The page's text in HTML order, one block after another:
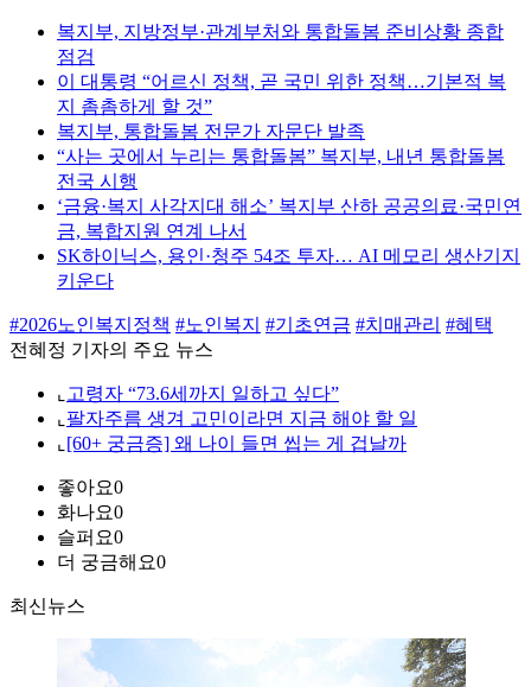
복지부, 지방정부·관계부처와 통합돌봄 준비상황 종합
점검
이 대통령 “어르신 정책, 곧 국민 위한 정책…기본적 복
지 촘촘하게 할 것”
복지부, 통합돌봄 전문가 자문단 발족
“사는 곳에서 누리는 통합돌봄” 복지부, 내년 통합돌봄
전국 시행
‘금융·복지 사각지대 해소’ 복지부 산하 공공의료·국민연
금, 복합지원 연계 나서
SK하이닉스, 용인·청주 54조 투자… AI 메모리 생산기지
키운다
#2026노인복지정책 #노인복지 #기초연금 #치매관리 #혜택
전혜정 기자의 주요 뉴스
⌞ 고령자 “73.6세까지 일하고 싶다”
⌞ 팔자주름 생겨 고민이라면 지금 해야 할 일
⌞ [60+ 궁금증] 왜 나이 들면 씹는 게 겁날까
좋아요0
화나요0
슬퍼요0
더 궁금해요0
최신뉴스